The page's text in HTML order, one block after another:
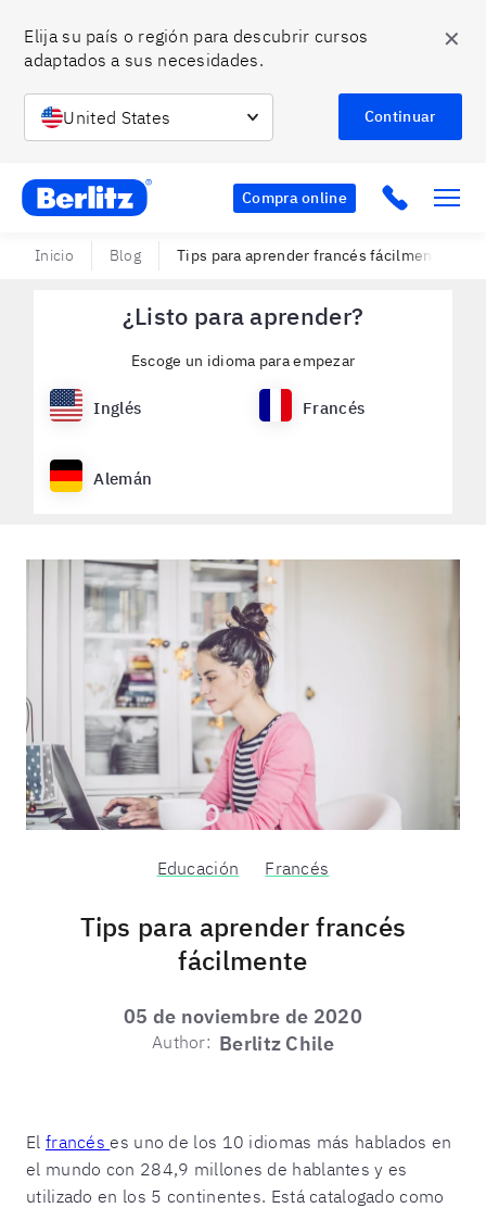
Elija su país o región para descubrir cursos
adaptados a sus necesidades.
United States Continuar
✕
Berlitz Chile Compra online Click to
Inicio Blog Tips para aprender francés fácilmente
¿Listo para aprender?
Escoge un idioma para empezar
Inglés Francés
Alemán
Educación Francés
Tips para aprender francés
fácilmente
05 de noviembre de 2020
Author: Berlitz Chile
El francés es uno de los 10 idiomas más hablados en
el mundo con 284,9 millones de hablantes y es
utilizado en los 5 continentes. Está catalogado como